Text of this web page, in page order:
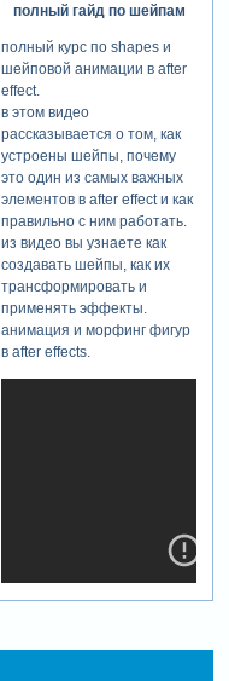
полный гайд по шейпам
полный курс по shapes и
шейповой анимации в after
effect.
в этом видео
рассказывается о том, как
устроены шейпы, почему
это один из самых важных
элементов в after effect и как
правильно с ним работать.
из видео вы узнаете как
создавать шейпы, как их
трансформировать и
применять эффекты.
анимация и морфинг фигур
в after effects.